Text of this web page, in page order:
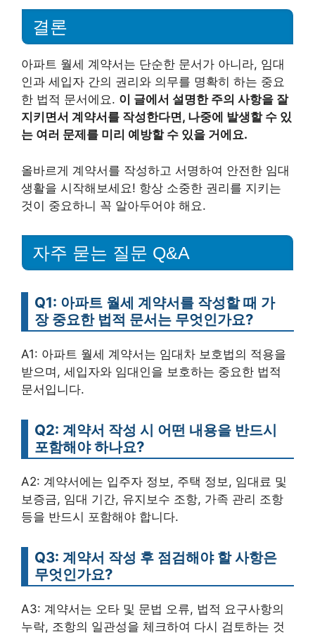
결론
아파트 월세 계약서는 단순한 문서가 아니라, 임대
인과 세입자 간의 권리와 의무를 명확히 하는 중요
한 법적 문서에요. 이 글에서 설명한 주의 사항을 잘
지키면서 계약서를 작성한다면, 나중에 발생할 수 있
는 여러 문제를 미리 예방할 수 있을 거에요.
올바르게 계약서를 작성하고 서명하여 안전한 임대
생활을 시작해보세요! 항상 소중한 권리를 지키는
것이 중요하니 꼭 알아두어야 해요.
자주 묻는 질문 Q&A
Q1: 아파트 월세 계약서를 작성할 때 가
장 중요한 법적 문서는 무엇인가요?
A1: 아파트 월세 계약서는 임대차 보호법의 적용을
받으며, 세입자와 임대인을 보호하는 중요한 법적
문서입니다.
Q2: 계약서 작성 시 어떤 내용을 반드시
포함해야 하나요?
A2: 계약서에는 입주자 정보, 주택 정보, 임대료 및
보증금, 임대 기간, 유지보수 조항, 가족 관리 조항
등을 반드시 포함해야 합니다.
Q3: 계약서 작성 후 점검해야 할 사항은
무엇인가요?
A3: 계약서는 오타 및 문법 오류, 법적 요구사항의
누락, 조항의 일관성을 체크하여 다시 검토하는 것